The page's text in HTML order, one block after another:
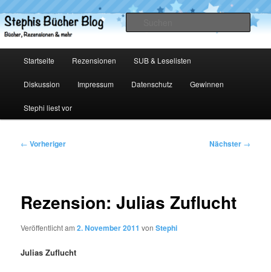
primären
Inhalt
Stephis Bücher Blog
Startseite Rezensionen SUB & Leselisten
Diskussion Impressum Datenschutz Gewinnen
Stephi liest vor
Beitragsnavigation
← Vorheriger Nächster →
Rezension: Julias Zuflucht
Veröffentlicht am2. November 2011 vonStephi
Julias Zuflucht